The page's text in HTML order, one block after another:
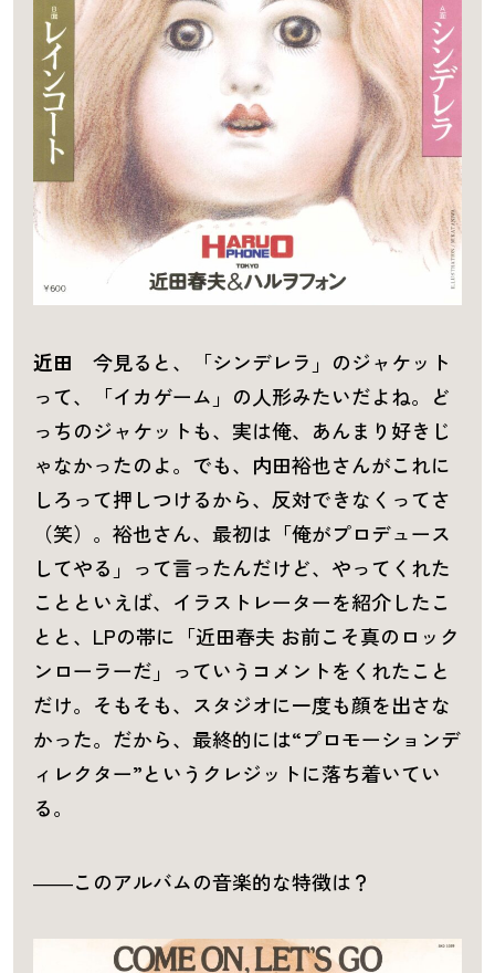
近田 今見ると、「シンデレラ」のジャケット
って、「イカゲーム」の人形みたいだよね。ど
っちのジャケットも、実は俺、あんまり好きじ
ゃなかったのよ。でも、内田裕也さんがこれに
しろって押しつけるから、反対できなくってさ
（笑）。裕也さん、最初は「俺がプロデュース
してやる」って言ったんだけど、やってくれた
ことといえば、イラストレーターを紹介したこ
とと、LPの帯に「近田春夫 お前こそ真のロック
ンローラーだ」っていうコメントをくれたこと
だけ。そもそも、スタジオに一度も顔を出さな
かった。だから、最終的には“プロモーションデ
ィレクター”というクレジットに落ち着いてい
る。
――このアルバムの音楽的な特徴は？